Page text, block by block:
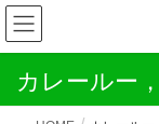
カレールー